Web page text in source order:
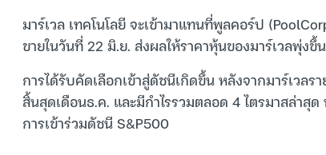
มาร์เวล เทคโนโลยี จะเข้ามาแทนที่พูลคอร์ป
ขายในวันที่ 22 มิ.ย. ส่งผลให้ราคาหุ้นของมาร์เวลพุ่ง
การได้รับคัดเลือกเข้าสู่ดัชนีเกิดขึ้น หลังจากมาร์เวล
สิ้นสุดเดือนธ.ค. และมีกำไรรวมตลอด 4 ไตรมาสล่า
การเข้าร่วมดัชนี S&P500